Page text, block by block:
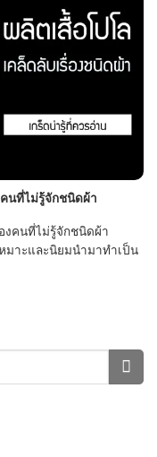
นที่ไม่รู้จักชนิดผ้า
งคนที่ไม่รู้จักชนิดผ้า
มาะและนิยมนำมาทำเป็น